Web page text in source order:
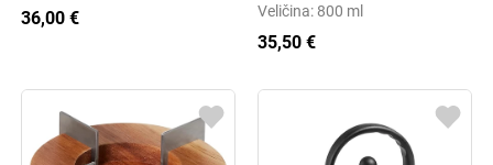
36,00 €
Veličina: 800 ml
35,50 €